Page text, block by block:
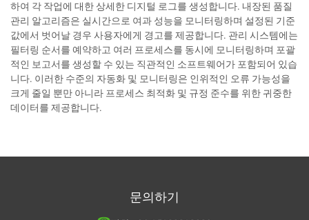
하여 각 작업에 대한 상세한 디지털 로그를 생성합니다. 내장된 품질
관리 알고리즘은 실시간으로 여과 성능을 모니터링하며 설정된 기준
값에서 벗어날 경우 사용자에게 경고를 제공합니다. 관리 시스템에는
필터링 순서를 예약하고 여러 프로세스를 동시에 모니터링하며 포괄
적인 보고서를 생성할 수 있는 직관적인 소프트웨어가 포함되어 있습
니다. 이러한 수준의 자동화 및 모니터링은 인위적인 오류 가능성을
크게 줄일 뿐만 아니라 프로세스 최적화 및 규정 준수를 위한 귀중한
데이터를 제공합니다.
문의하기